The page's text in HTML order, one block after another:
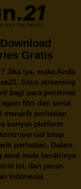
Gratis
Jika iya, maka Anda
. Situs streaming
bagi para penikmat
film dan serial
menarik perhatian
banyak platform
tetap
perhatian. Dalam
awal mula berdirinya
ini, dan peran
Indonesia.